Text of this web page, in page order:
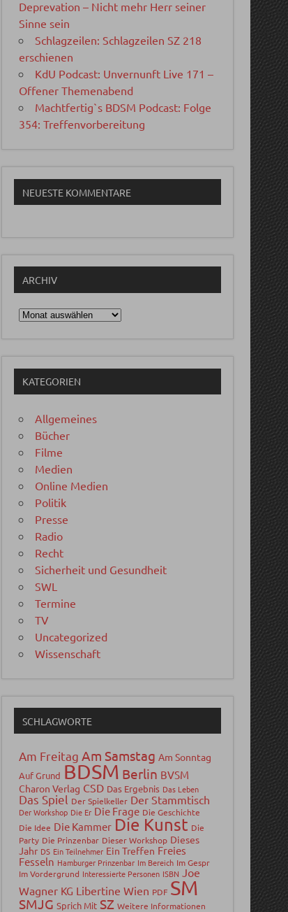
Deprevation – Nicht mehr Herr seiner
Sinne sein
Schlagzeilen: Schlagzeilen SZ 218
erschienen
KdU Podcast: Unvernunft Live 171 –
Offener Themenabend
Machtfertig`s BDSM Podcast: Folge
354: Treffenvorbereitung
NEUESTE KOMMENTARE
ARCHIV
Archiv
KATEGORIEN
Allgemeines
Bücher
Filme
Medien
Online Medien
Politik
Presse
Radio
Recht
Sicherheit und Gesundheit
SWL
Termine
TV
Uncategorized
Wissenschaft
SCHLAGWORTE
Am Freitag Am Samstag Am Sonntag
Auf Grund BDSM Berlin BVSM
Charon Verlag CSD Das Ergebnis Das Leben
Das Spiel Der Spielkeller Der Stammtisch
Der Workshop Die Er Die Frage Die Geschichte
Die Idee Die Kammer Die Kunst Die
Party Die Prinzenbar Dieser Workshop Dieses
Jahr DS Ein Teilnehmer Ein Treffen Freies
Fesseln Hamburger Prinzenbar Im Bereich Im Gespr
Im Vordergrund Interessierte Personen ISBN
Joe
Wagner KG Libertine Wien PDF SM
SMJG Sprich Mit SZ Weitere Informationen